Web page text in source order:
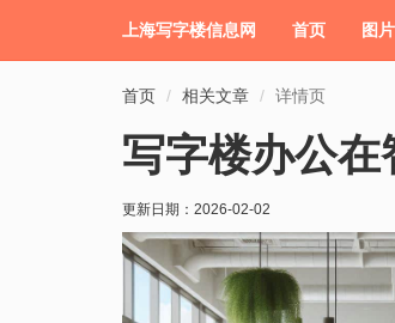
上海写字楼信息网 首页 图片
首页 相关文章 详情页
写字楼办公
更新日期： 2026-02-02